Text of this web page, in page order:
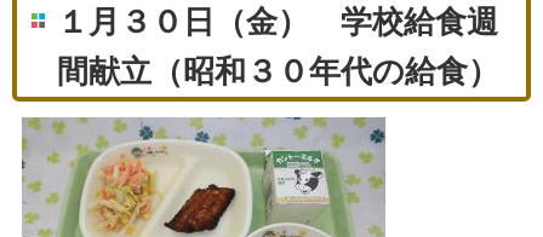
１月３０日（金） 学校給食週
間献立（昭和３０年代の給食）